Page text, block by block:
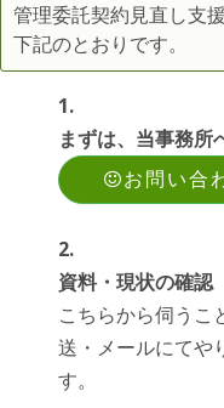
管理委託契約見直し支
下記のとおりです。
まずは、当事務所
お問い合
資料・現状の確認
こちらから伺うこ
送・メールにてや
す。